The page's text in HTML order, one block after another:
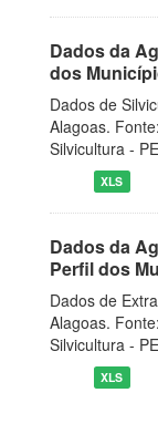
Dados da
dos
Dados de
Alagoas.
Silvicultura -
XLS
Dados da
Perfil dos
Dados de
Alagoas.
Silvicultura -
XLS